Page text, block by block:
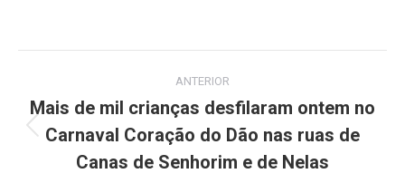
navigation
ANTERIOR
Previous
post:
Mais de mil crianças desfilaram ontem no
Carnaval Coração do Dão nas ruas de
Canas de Senhorim e de Nelas